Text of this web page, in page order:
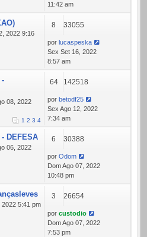
11:42 am
2022 9:16
8 33055
por lucaspeska
Sex Set 16, 2022
8:57 am
-
08, 2022
1 2 3 4
64 142518
por betodf25
Sex Ago 12, 2022
7:34 am
- DEFESA
06, 2022
6 30388
por Odom
Dom Ago 07, 2022
10:48 pm
5:41 pm
3 26654
por custodio
Dom Ago 07, 2022
7:53 pm